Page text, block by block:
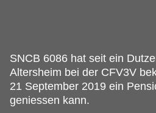
SNCB 6086 hat seit ein
Altersheim bei der CFV3V
21 September 2019 ein
geniessen kann.